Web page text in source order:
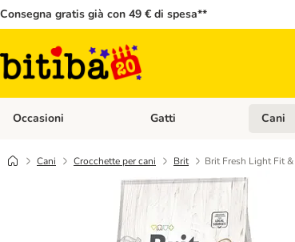
Consegna gratis già con 49 € di spesa**
Occasioni Apri Menù Categoria: Occasioni
Gatti Apri
Cani
Cani Crocchette per cani Brit Brit Fresh Light Fit